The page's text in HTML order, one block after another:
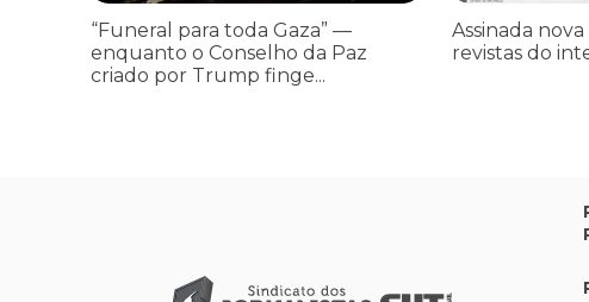
“Funeral para toda Gaza” —
enquanto o Conselho da Paz
criado por Trump finge...
Assinada
revistas do